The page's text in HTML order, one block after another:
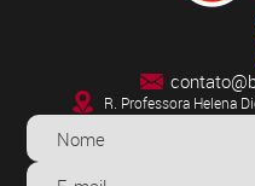
R. Professora Helena